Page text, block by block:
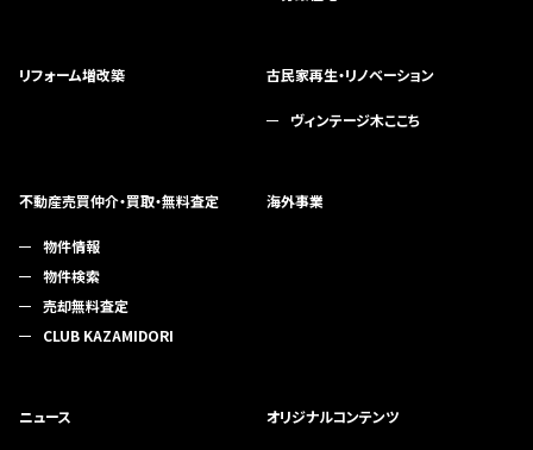
リフォーム増改築 古民家再生・リノベーション
ヴィンテージ木ここち
不動産売買仲介・買取・無料査定
物件情報
物件検索
売却無料査定
CLUB KAZAMIDORI
海外事業
ニュース オリジナルコンテンツ